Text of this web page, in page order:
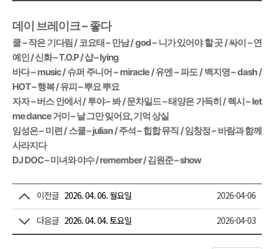
데이 브레이크 – 좋다
쿨 – 작은 기다림 / 코요태 – 만남 / god – 니가 있어야 할 곳 / 싸이 – 연
예인 / 신화 – T.O.P / 샵 – lying
바다 – music / 슈퍼 주니어 – miracle / 유엔 – 파도 / 백지영 – dash /
HOT – 행복 / 유피 – 뿌요 뿌요
자자 – 버스 안에서 / 투야 – 봐 / 문차일드 – 태양은 가득히 / 렉시 – let
me dance 거미 – 날 그만 잊어요, 기억 상실
임성은 – 미련 / 스쿨 – julian / 주석 – 힙합 뮤직 / 임창정 – 바람과 함께
사라지다
DJ DOC – 미녀와 야수 / remember / 김원준 – show
이전글 2026. 04. 06. 월요일 2026-04-06
다음글 2026. 04. 04. 토요일 2026-04-03